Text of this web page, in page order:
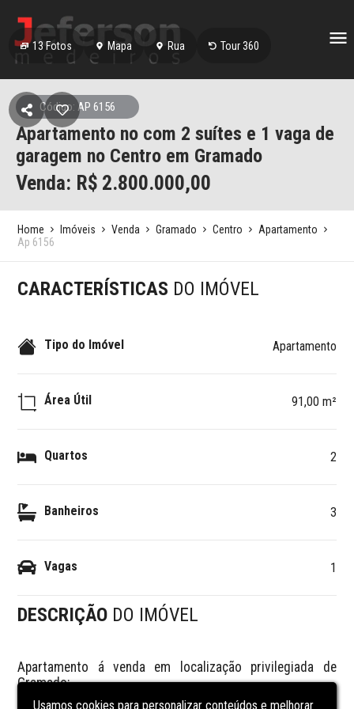
13 Fotos Mapa Rua Tour 360
Código: AP 6156
Apartamento no com 2 suítes e 1 vaga de
garagem no Centro em Gramado
Venda: R$ 2.800.000,00
Home Imóveis Venda Gramado Centro
Apartamento
Ap 6156
CARACTERÍSTICAS DO IMÓVEL
Tipo do Imóvel Apartamento
Área Útil 91,00 m²
Quartos 2
Banheiros 3
Vagas 1
DESCRIÇÃO DO IMÓVEL
Apartamento á venda em localização privilegiada de
Gramado:
Usamos cookies para personalizar conteúdos e melhorar